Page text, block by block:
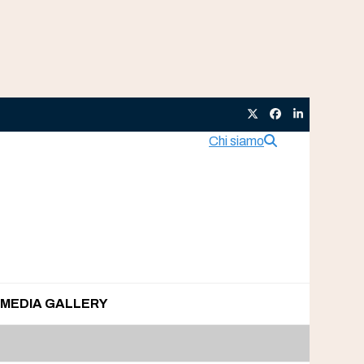
TwitterFacebook
LinkedIn
Chi siamo
MEDIA GALLERY